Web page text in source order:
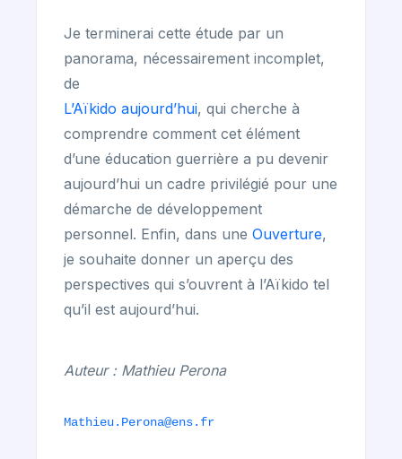
Je terminerai cette étude par un
panorama, nécessairement incomplet,
de
L’Aïkido aujourd’hui, qui cherche à
comprendre comment cet élément
d’une éducation guerrière a pu devenir
aujourd’hui un cadre privilégié pour une
démarche de développement
personnel. Enfin, dans une Ouverture,
je souhaite donner un aperçu des
perspectives qui s’ouvrent à l’Aïkido tel
qu’il est aujourd’hui.
Auteur : Mathieu Perona
Mathieu.Perona@ens.fr